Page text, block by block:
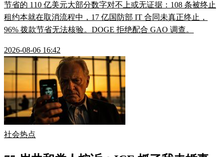
节省的 110 亿美元大部分数字对不上或无证据：108 条被终止
租约本就在取消流程中，17 亿国防部 IT 合同未真正终止，
96% 拨款节省无法核验。DOGE 拒绝配合 GAO 调查。
2026-08-06 16:42
社会热点